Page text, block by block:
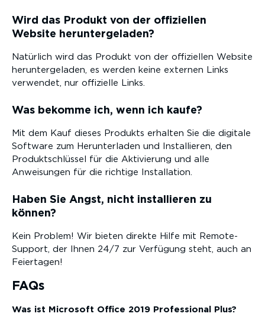
Wird das Produkt von der offiziellen
Website heruntergeladen?
Natürlich wird das Produkt von der offiziellen Website
heruntergeladen, es werden keine externen Links
verwendet, nur offizielle Links.
Was bekomme ich, wenn ich kaufe?
Mit dem Kauf dieses Produkts erhalten Sie die digitale
Software zum Herunterladen und Installieren, den
Produktschlüssel für die Aktivierung und alle
Anweisungen für die richtige Installation.
Haben Sie Angst, nicht installieren zu
können?
Kein Problem! Wir bieten direkte Hilfe mit Remote-
Support, der Ihnen 24/7 zur Verfügung steht, auch an
Feiertagen!
FAQs
Was ist Microsoft Office 2019 Professional Plus?